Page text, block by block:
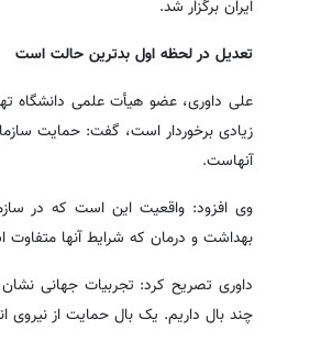
ایران برگزار شد.
تعدیل در لحظه اول بدترین حالت است
علی داوری، عضو هیأت علمی دانشگاه
زیادی برخوردار است، گفت: حمایت
آنهاست.
وی افزود: واقعیت این است که در
بهداشت و درمان که شرایط آنها
چند بال داریم. یک بال حمایت از